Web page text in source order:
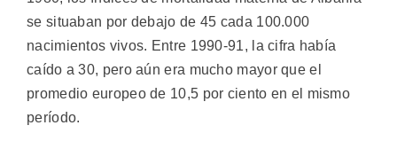
se situaban por debajo de 45 cada 100.000
nacimientos vivos. Entre 1990-91, la cifra había
caído a 30, pero aún era mucho mayor que el
promedio europeo de 10,5 por ciento en el mismo
período.